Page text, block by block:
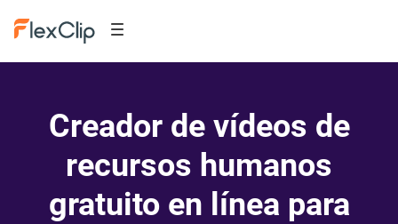
Creador de vídeos de
recursos humanos
gratuito en línea para